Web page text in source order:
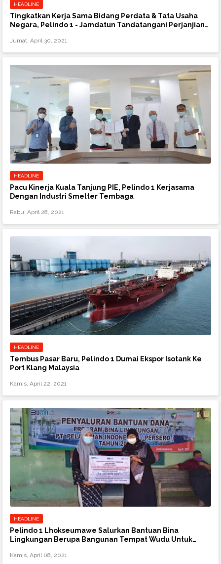
HEADLINE
Tingkatkan Kerja Sama Bidang Perdata & Tata Usaha
Negara, Pelindo 1 - Jamdatun Tandatangani Perjanjian
Jumat, April 30, 2021
HEADLINE
Pacu Kinerja Kuala Tanjung PIE, Pelindo 1 Kerjasama
Dengan Industri Smelter Tembaga
Rabu, April 28, 2021
HEADLINE
Tembus Pasar Baru, Pelindo 1 Dumai Ekspor Isotank Ke
Port Klang Malaysia
Kamis, April 22, 2021
HEADLINE
Pelindo 1 Lhokseumawe Salurkan Bantuan Bina
Lingkungan Berupa Bangunan Tempat Wudu Untuk
Kamis, April 08, 2021